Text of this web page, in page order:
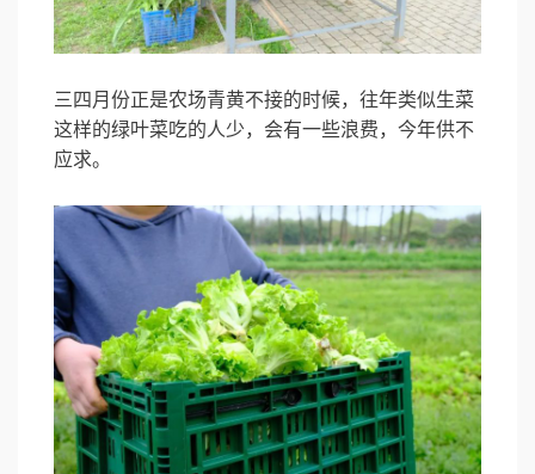
三四月份正是农场青黄不接的时候，往年类似生菜
这样的绿叶菜吃的人少，会有一些浪费，今年供不
应求。